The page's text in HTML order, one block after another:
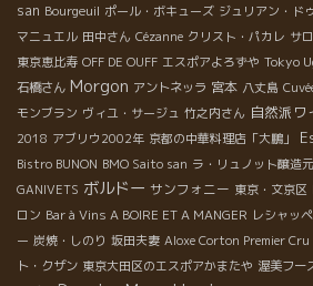
san Bourgeuil ポール・ボキューズ ジュリアン・ド
マニュエル 田中さん Cézanne クリスト・パカレ サ
東京恵比寿 OFF DE OUFF エスポアよろずや Tokyo
石橋さん Morgon アントネッラ 宮本 八丈島
モンブラン ヴィユ・サージュ 竹之内さん 自然派ワ
2018 アブリウ2002年 京都の中華料理店「大鵬」
Bistro BUNON BMO Saito san ラ・リュノット醸造元
GANIVETS ボルドー サンフォニー 東京・文京区
ロン Bar à Vins A BOIRE ET A MANGER レシャッ
ー 炭焼・しのり 坂田夫妻 Aloxe Corton Premier Cru
ト・クザン 東京大田区のエスポアかまたや 渥美フー